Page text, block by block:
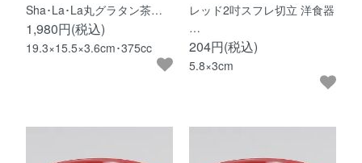
Sha･La･La丸グラタン茶…
1,980円(税込)
19.3×15.5×3.6cm･375cc
レッド2吋スフレ切立 洋食器
…
204円(税込)
5.8×3cm